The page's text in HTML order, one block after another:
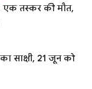
एक तस्कर की मौत,
साक्षी, 21 जून को